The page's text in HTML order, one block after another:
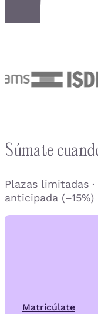
Súmate
Plazas limitadas
anticipada
Matricúlate